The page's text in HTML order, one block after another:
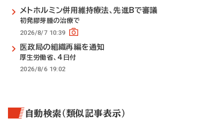
メトホルミン併用維持療法、先進Bで審議
初発膠芽腫の治療で
2026/8/7 10:39
医政局の組織再編を通知
厚生労働省、4日付
2026/8/6 19:02
自動検索（類似記事表示）